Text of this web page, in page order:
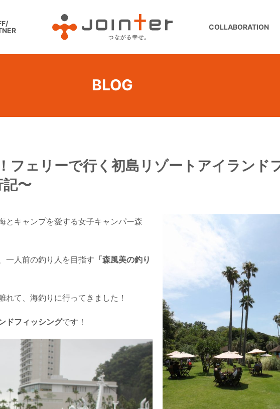
COLLABORATION
BLOG
フェリーで行く初島リゾートアイランド
〜
とキャンプを愛する女子キャンパー森
一人前の釣り人を目指す 「森風美の釣り
て、海釣りに行ってきました！
ドフィッシングです！